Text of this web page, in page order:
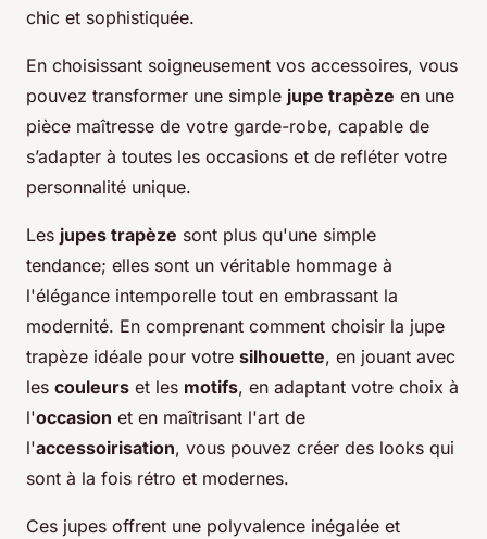
chic et sophistiquée.
En choisissant soigneusement vos accessoires, vous
pouvez transformer une simple jupe trapèze en une
pièce maîtresse de votre garde-robe, capable de
s’adapter à toutes les occasions et de refléter votre
personnalité unique.
Les jupes trapèze sont plus qu'une simple
tendance; elles sont un véritable hommage à
l'élégance intemporelle tout en embrassant la
modernité. En comprenant comment choisir la jupe
trapèze idéale pour votre silhouette, en jouant avec
les couleurs et les motifs, en adaptant votre choix à
l'occasion et en maîtrisant l'art de
l'accessoirisation, vous pouvez créer des looks qui
sont à la fois rétro et modernes.
Ces jupes offrent une polyvalence inégalée et